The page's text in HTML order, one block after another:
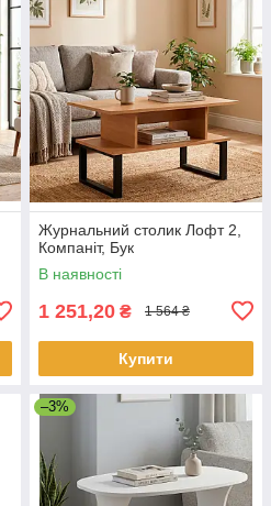
Журнальний столик Лофт 2,
Компаніт, Бук
В наявності
1 251,20 ₴ 1 564 ₴
Купити
–3%